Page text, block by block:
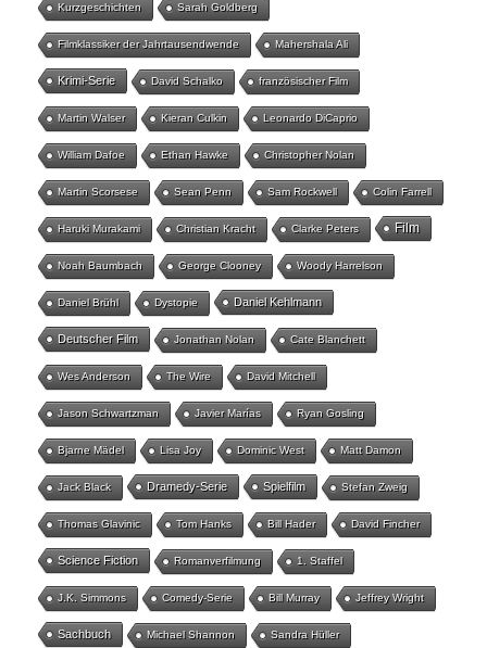
Kurzgeschichten Sarah Goldberg
Filmklassiker der Jahrtausendwende Mahershala Ali
Krimi-Serie David Schalko französischer Film
Martin Walser Kieran Culkin Leonardo DiCaprio
William Dafoe Ethan Hawke Christopher Nolan
Martin Scorsese Sean Penn Sam Rockwell Colin Farrell
Haruki Murakami Christian Kracht Clarke Peters Film
Noah Baumbach George Clooney Woody Harrelson
Daniel Brühl Dystopie Daniel Kehlmann
Deutscher Film Jonathan Nolan Cate Blanchett
Wes Anderson The Wire David Mitchell
Jason Schwartzman Javier Marías Ryan Gosling
Bjarne Mädel Lisa Joy Dominic West Matt Damon
Jack Black Dramedy-Serie Spielfilm Stefan Zweig
Thomas Glavinic Tom Hanks Bill Hader David Fincher
Science Fiction Romanverfilmung 1. Staffel
J.K. Simmons Comedy-Serie Bill Murray Jeffrey Wright
Sachbuch Michael Shannon Sandra Hüller